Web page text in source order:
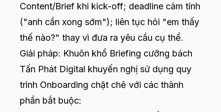
Content/Brief khi kick-off; deadline cảm tính
("anh cần xong sớm"); liên tục hỏi "em thấy
thế nào?" thay vì đưa ra yêu cầu cụ thể.
Giải pháp: Khuôn khổ Briefing cưỡng bách
Tấn Phát Digital khuyến nghị sử dụng quy
trình Onboarding chặt chẽ với các thành
phần bắt buộc: